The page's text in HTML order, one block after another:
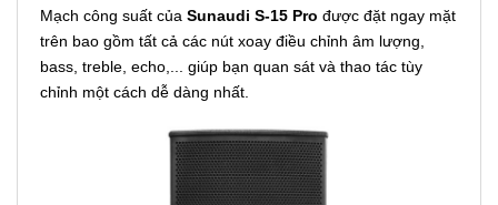
Mạch công suất của Sunaudi S-15 Pro được đặt ngay mặt
trên bao gồm tất cả các nút xoay điều chỉnh âm lượng,
bass, treble, echo,... giúp bạn quan sát và thao tác tùy
chỉnh một cách dễ dàng nhất.